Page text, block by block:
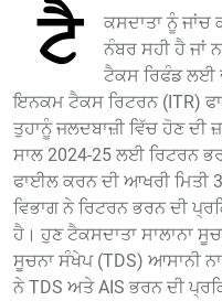
ਟੈ
ਕਸਦਾਤਾ ਨੂੰ ਜਾਂਚ
ਨੰਬਰ ਸਹੀ ਹੈ ਜਾਂ
ਟੈਕਸ ਰਿਫੰਡ ਲਈ
ਇਨਕਮ ਟੈਕਸ ਰਿਟਰਨ (ITR)
ਤੁਹਾਨੂੰ ਜਲਦਬਾਜ਼ੀ ਵਿੱਚ ਹੋਣ
ਸਾਲ 2024-25 ਲਈ ਰਿਟਰਨ
ਫਾਈਲ ਕਰਨ ਦੀ ਆਖਰੀ ਮਿਤੀ
ਵਿਭਾਗ ਨੇ ਰਿਟਰਨ ਭਰਨ ਦੀ
ਹੈ। ਹੁਣ ਟੈਕਸਦਾਤਾ ਸਾਲਾਨਾ
ਸੂਚਨਾ ਸੰਖੇਪ (TDS) ਆਸਾਨੀ
ਨੇ TDS ਅਤੇ AIS ਭਰਨ ਦੀ